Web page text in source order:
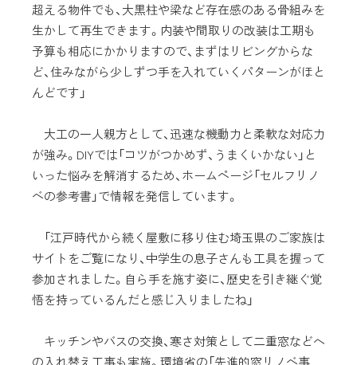
超える物件でも、大黒柱や梁など存在感のある骨組みを
生かして再生できます。内装や間取りの改装は工期も
予算も相応にかかりますので、まずはリビングからな
ど、住みながら少しずつ手を入れていくパターンがほと
んどです」
大工の一人親方として、迅速な機動力と柔軟な対応力
が強み。DIYでは「コツがつかめず、うまくいかない」と
いった悩みを解消するため、ホームページ「セルフリノ
ベの参考書」で情報を発信しています。
「江戸時代から続く屋敷に移り住む埼玉県のご家族は
サイトをご覧になり、中学生の息子さんも工具を握って
参加されました。自ら手を施す姿に、歴史を引き継ぐ覚
悟を持っているんだと感じ入りましたね」
キッチンやバスの交換、寒さ対策として二重窓などへ
の入れ替え工事も実施。環境省の「先進的窓リノベ事